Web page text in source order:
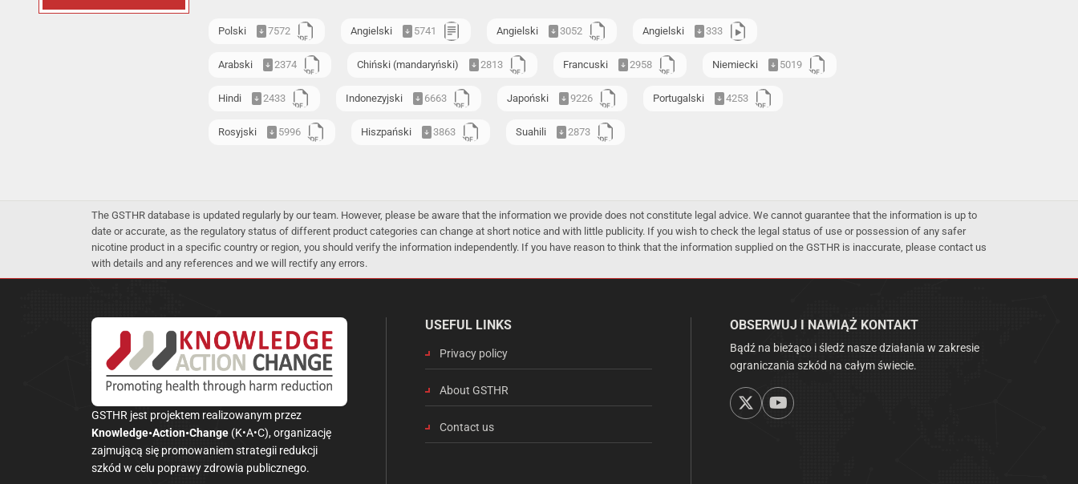
Polski 7572 Angielski 5741 Angielski 3052 Angielski 333
Arabski 2374 Chiński (mandaryński) 2813 Francuski 2958 Niemiecki 5019
Hindi 2433 Indonezyjski 6663 Japoński 9226 Portugalski 4253
Rosyjski 5996 Hiszpański 3863 Suahili 2873
The GSTHR database is updated regularly by our team. However, please be aware that the information we provide does not constitute legal advice. We cannot guarantee that the information is up to
date or accurate, as the regulatory status of different product categories can change at short notice and with little publicity. If you wish to check the legal status of use or possession of any safer
nicotine product in a specific country or region, you should verify the information independently. If you have reason to think that the information supplied on the GSTHR is inaccurate, please contact us
with details and any references and we will rectify any errors.
GSTHR jest projektem realizowanym przez
Knowledge•Action•Change (K•A•C), organizację
zajmującą się promowaniem strategii redukcji
szkód w celu poprawy zdrowia publicznego.
USEFUL LINKS
Privacy policy
About GSTHR
Contact us
OBSERWUJ I NAWIĄŻ KONTAKT
Bądź na bieżąco i śledź nasze działania w zakresie
ograniczania szkód na całym świecie.